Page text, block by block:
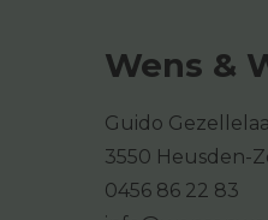
Wens &
Guido
3550 Heusden-
0456 86 22 83